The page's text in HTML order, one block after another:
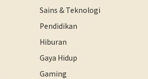
Sains & Teknologi
Pendidikan
Hiburan
Gaya Hidup
Gaming